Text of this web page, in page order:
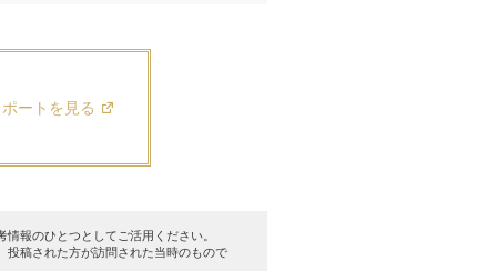
ートを見る
情報のひとつとしてご活用ください。
投稿された方が訪問された当時のもので